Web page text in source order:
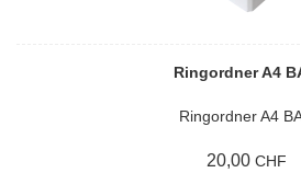
Ringordner A4
Ringordner A4
20,00 CHF